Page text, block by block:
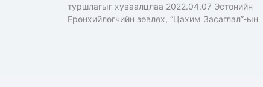
туршлагыг хуваалцлаа 2022.04.07 Эстонийн
Ерөнхийлөгчийн зөвлөх, “Цахим Засаглал”-ын